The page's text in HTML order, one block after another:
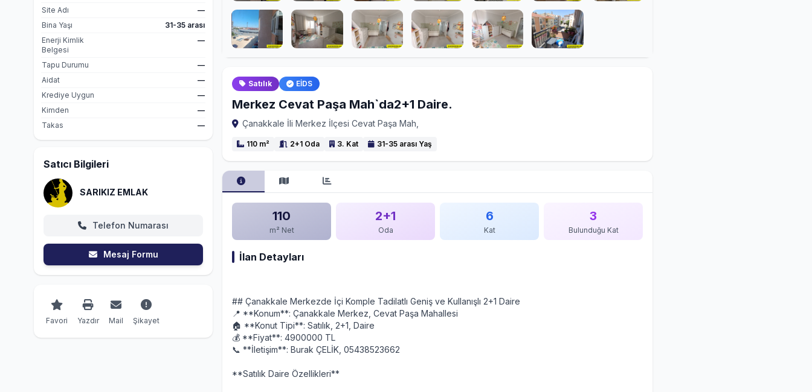
Site Adı
—
Bina Yaşı
31-35 arası
Enerji Kimlik
Belgesi
—
Tapu Durumu
—
Aidat
—
Krediye Uygun
—
Kimden
—
Takas
—
Satıcı Bilgileri
SARIKIZ EMLAK
Telefon Numarası
Mesaj Formu
Favori Yazdır Mail Şikayet
Satılık EİDS
Merkez Cevat Paşa Mah`da2+1 Daire.
Çanakkale İli Merkez İlçesi Cevat Paşa Mah,
110 m² 2+1 Oda 3. Kat 31-35 arası Yaş
110
m² Net
2+1
Oda
6
Kat
3
Bulunduğu Kat
İlan Detayları
## Çanakkale Merkezde İçi Komple Tadilatlı Geniş ve Kullanışlı 2+1 Daire
📍 **Konum**: Çanakkale Merkez, Cevat Paşa Mahallesi
🏠 **Konut Tipi**: Satılık, 2+1, Daire
💰 **Fiyat**: 4900000 TL
📞 **İletişim**: Burak ÇELİK, 05438523662
**Satılık Daire Özellikleri**